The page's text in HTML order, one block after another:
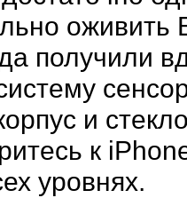
получили
и
к
уровнях.